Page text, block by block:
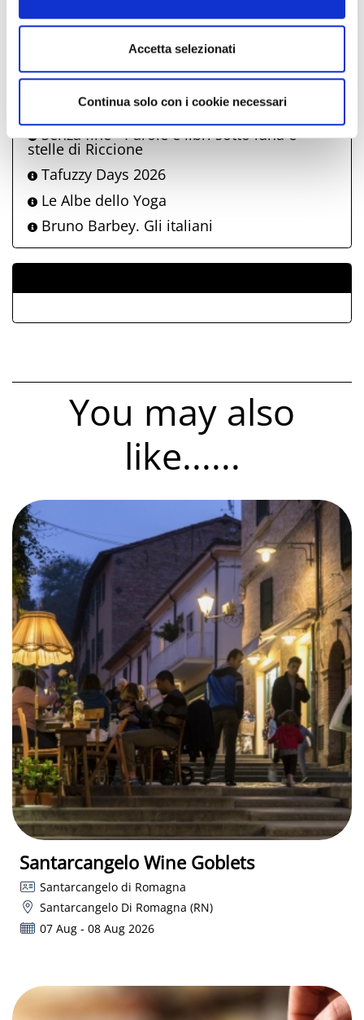
Accetta selezionati
Continua solo con i cookie necessari
Albe in controluce, concerti al sorgere del
sole sulle spiagge di Riccione 2026
Riccione Music City | Eiffel 65
Riccione Music City | Zero Assoluto
Riccione Family Show
Senza fine - Parole e libri sotto luna e
stelle di Riccione
Tafuzzy Days 2026
Le Albe dello Yoga
Bruno Barbey. Gli italiani
You may also
like......
Santarcangelo Wine Goblets
Santarcangelo di Romagna
Santarcangelo Di Romagna (RN)
07 Aug - 08 Aug 2026